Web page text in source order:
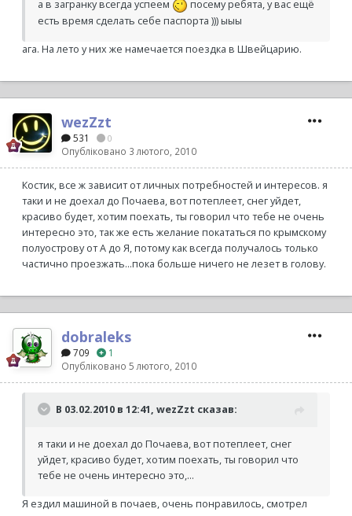
а в загранку всегда успеем
посему ребята, у вас ещё
есть время сделать себе паспорта ))) ыыы
ага. На лето у них же намечается поездка в Швейцарию.
wezZzt
531 0
Опубліковано 3 лютого, 2010
Костик, все ж зависит от личных потребностей и интересов. я
таки и не доехал до Почаева, вот потеплеет, снег уйдет,
красиво будет, хотим поехать, ты говорил что тебе не очень
интересно это, так же есть желание покататься по крымскому
полуострову от А до Я, потому как всегда получалось только
частично проезжать...пока больше ничего не лезет в голову.
dobraleks
709
1
Опубліковано 5 лютого, 2010
В 03.02.2010 в 12:41, wezZzt сказав:
я таки и не доехал до Почаева, вот потеплеет, снег
уйдет, красиво будет, хотим поехать, ты говорил что
тебе не очень интересно это,...
Я ездил машиной в почаев, очень понравилось, смотрел